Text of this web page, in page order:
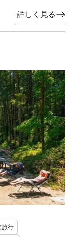
詳しく見る
旅行